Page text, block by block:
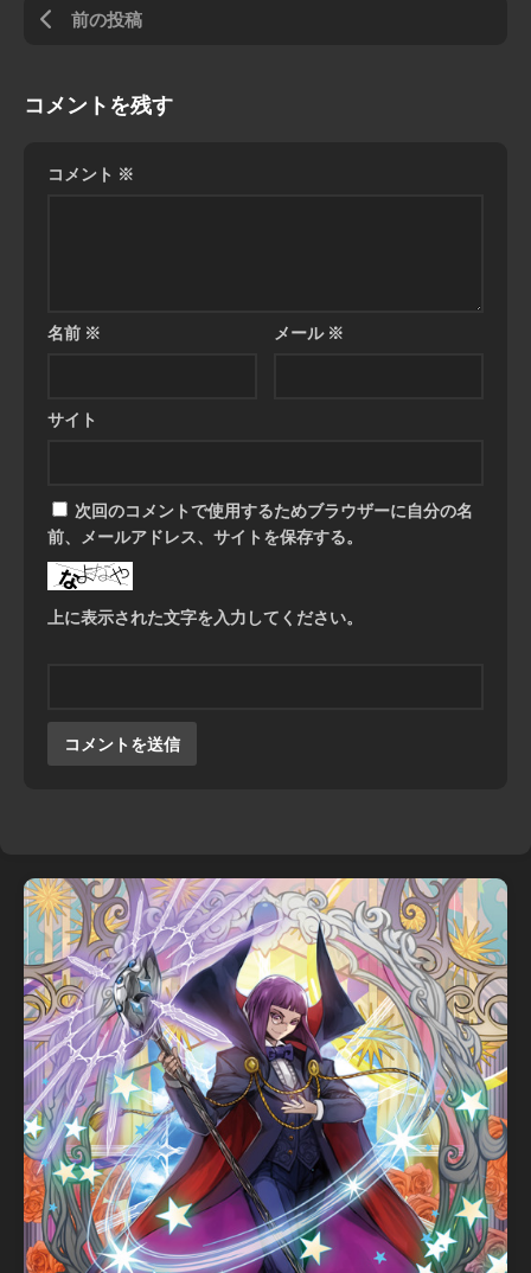
前の投稿
コメントを残す
コメント ※
名前 ※ メール※
サイト
次回のコメントで使用するためブラウザーに自分の名
前、メールアドレス、サイトを保存する。
上に表示された文字を入力してください。